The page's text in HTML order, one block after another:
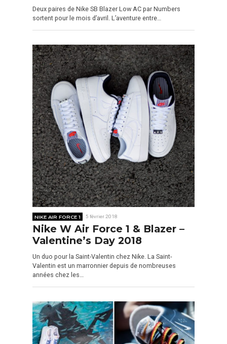
Deux paires de Nike SB Blazer Low AC par Numbers
sortent pour le mois d’avril. L’aventure entre…
NIKE AIR FORCE 1 5 février 2018
Nike W Air Force 1 & Blazer –
Valentine’s Day 2018
Un duo pour la Saint-Valentin chez Nike. La Saint-
Valentin est un marronnier depuis de nombreuses
années chez les…